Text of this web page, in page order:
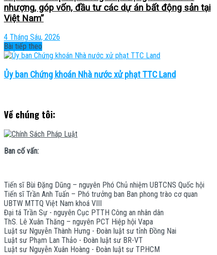
nhượng, góp vốn, đầu tư các dự án bất động sản tại
Việt Nam”
4 Tháng Sáu, 2026
Bài tiếp theo
Ủy ban Chứng khoán Nhà nước xử phạt TTC Land
Về chúng tôi:
Ban cố vấn:
Tiến sĩ Bùi Đặng Dũng – nguyên Phó Chủ nhiệm UBTCNS Quốc hội
Tiến sĩ Trần Anh Tuấn – Phó trưởng ban Ban phong trào cơ quan
UBTW MTTQ Việt Nam khoá VIII
Đại tá Trần Sự - nguyên Cục PTTH Công an nhân dân
ThS. Lê Xuân Thăng – nguyên PCT Hiệp hội Vapa
Luật sư Nguyễn Thành Hưng - Đoàn luật sư tỉnh Đồng Nai
Luật sư Phạm Lan Thảo - Đoàn luật sư BR-VT
Luật sư Nguyễn Xuân Hoàng - Đoàn luật sư TP.HCM